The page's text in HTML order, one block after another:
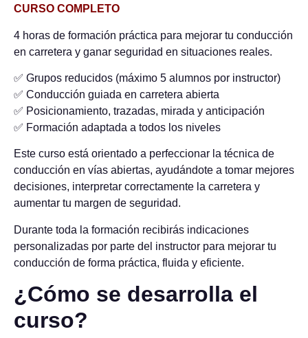
CURSO COMPLETO
4 horas de formación práctica para mejorar tu conducción
en carretera y ganar seguridad en situaciones reales.
✅ Grupos reducidos (máximo 5 alumnos por instructor)
✅ Conducción guiada en carretera abierta
✅ Posicionamiento, trazadas, mirada y anticipación
✅ Formación adaptada a todos los niveles
Este curso está orientado a perfeccionar la técnica de
conducción en vías abiertas, ayudándote a tomar mejores
decisiones, interpretar correctamente la carretera y
aumentar tu margen de seguridad.
Durante toda la formación recibirás indicaciones
personalizadas por parte del instructor para mejorar tu
conducción de forma práctica, fluida y eficiente.
¿Cómo se desarrolla el
curso?